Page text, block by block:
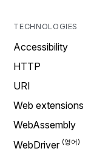
TECHNOLOGIES
Accessibility
HTTP
URI
Web extensions
WebAssembly
WebDriver